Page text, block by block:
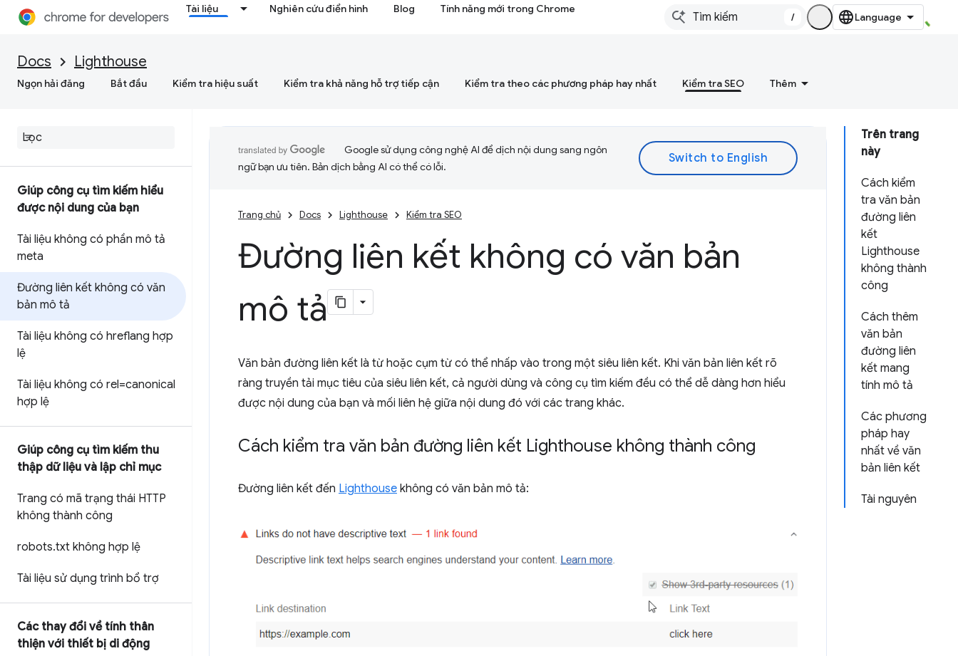
Tài liệu Nghiên cứu điển hình Blog Tính năng mới trong Chrome
/
Docs Lighthouse
Ngọn hải đăng Bắt đầu Kiểm tra hiệu suất Kiểm tra khả năng hỗ trợ tiếp cận Kiểm tra theo các phương pháp hay nhất Kiểm tra SEO Thêm
Giúp công cụ tìm kiếm hiểu
được nội dung của bạn
Tài liệu không có phần mô tả
meta
Đường liên kết không có văn
bản mô tả
Tài liệu không có hreflang hợp
lệ
Tài liệu không có rel=canonical
hợp lệ
Giúp công cụ tìm kiếm thu
thập dữ liệu và lập chỉ mục
Trang có mã trạng thái HTTP
không thành công
robots.txt không hợp lệ
Tài liệu sử dụng trình bổ trợ
Các thay đổi về tính thân
thiện với thiết bị di động
Trên trang
này
Cách kiểm
tra văn bản
đường liên
kết
Lighthouse
không thành
công
Cách thêm
văn bản
đường liên
kết mang
tính mô tả
Các phương
pháp hay
nhất về văn
bản liên kết
Tài nguyên
Google sử dụng công nghệ AI để dịch nội dung sang ngôn
ngữ bạn ưu tiên. Bản dịch bằng AI có thể có lỗi.
Trang chủ Docs Lighthouse Kiểm tra SEO
Đường liên kết không có văn bản
mô tả
Văn bản đường liên kết là từ hoặc cụm từ có thể nhấp vào trong một siêu liên kết. Khi văn bản liên kết rõ
ràng truyền tải mục tiêu của siêu liên kết, cả người dùng và công cụ tìm kiếm đều có thể dễ dàng hơn hiểu
được nội dung của bạn và mối liên hệ giữa nội dung đó với các trang khác.
Cách kiểm tra văn bản đường liên kết Lighthouse không thành công
Đường liên kết đến Lighthouse không có văn bản mô tả: